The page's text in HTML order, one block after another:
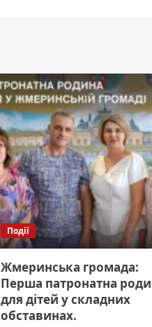
Події
Жмеринська громада:
Перша патронатна
для дітей у складних
обставинах.